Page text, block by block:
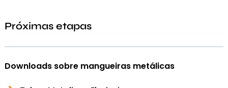
Próximas etapas
Downloads sobre mangueiras metálicas